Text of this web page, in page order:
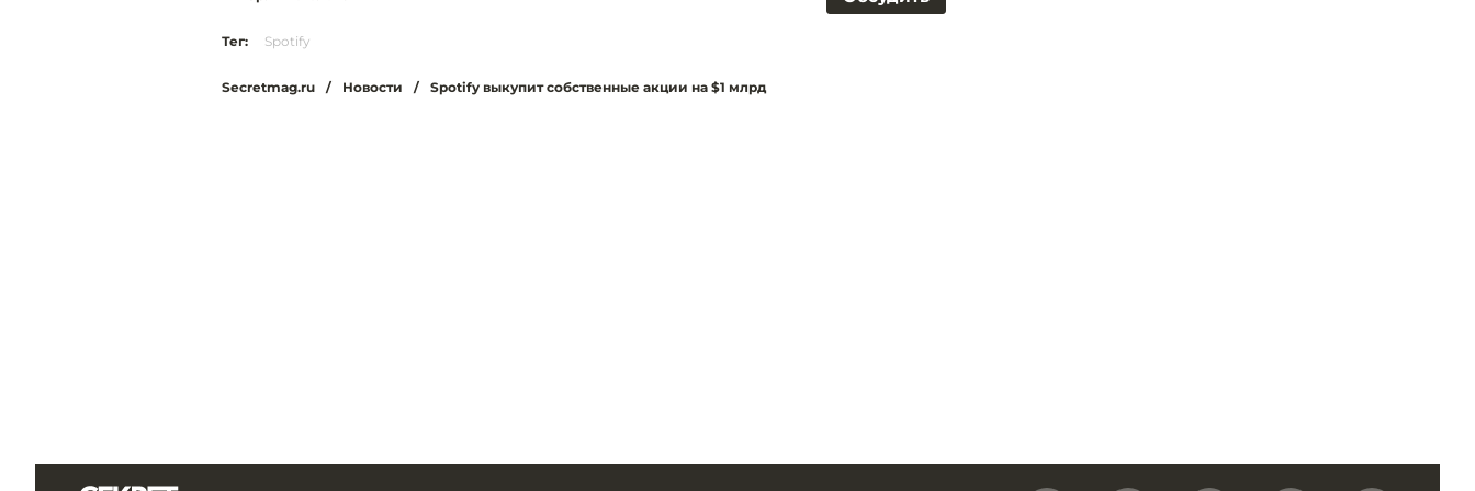
Тег: Spotify
Secretmag.ru / Новости / Spotify выкупит собственные акции на $1 млрд